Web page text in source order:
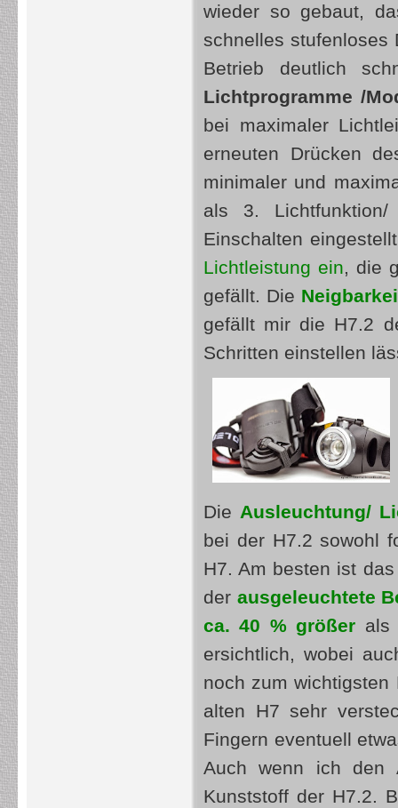
wieder so gebaut,
schnelles stufenloses
Betrieb deutlich
Lichtprogramme /
bei maximaler
erneuten Drücken
minimaler und
als 3.
Einschalten
Lichtleistung ein, die
gefällt. Die
gefällt mir die H7.2
Schritten einstellen
Die Ausleuchtung/
bei der H7.2 sowohl
H7. Am besten ist
der ausgeleuchtete
ca. 40 % größer als
ersichtlich, wobei
noch zum
alten H7 sehr
Fingern eventuell
Auch wenn ich den
Kunststoff der H7.2.